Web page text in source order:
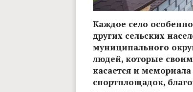
Каждое село
других сельских
муниципального
людей, которые
касается и
спортплощадок,